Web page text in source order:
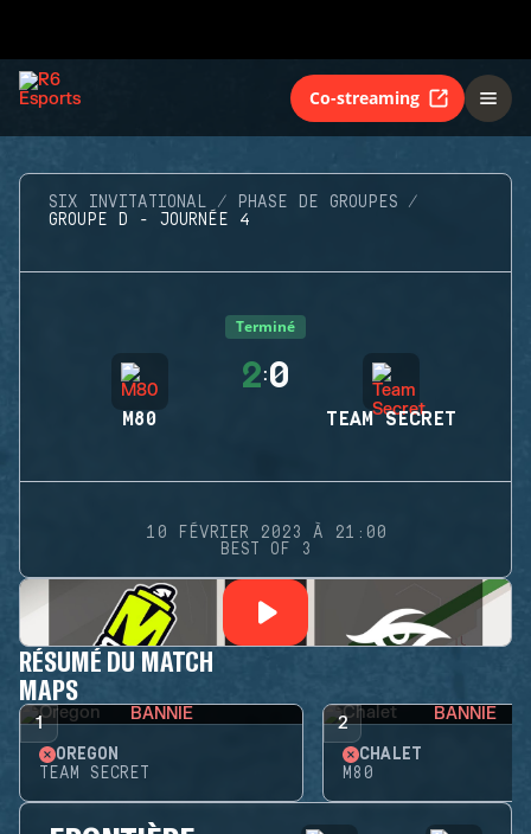
Co-streaming
SIX INVITATIONAL
PHASE DE GROUPES
GROUPE D - JOURNÉE 4
Terminé
M80
2:0
TEAM SECRET
10 FÉVRIER 2023 À 21:00
BEST OF 3
RÉSUMÉ DU MATCH
MAPS
1 BANNIE
OREGON
TEAM SECRET
2 BANNIE
CHALET
M80